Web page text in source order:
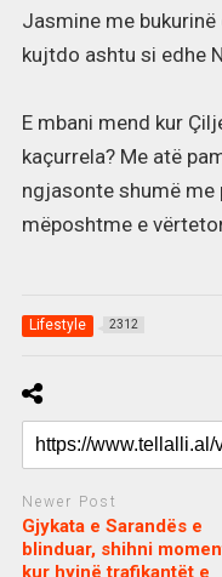
Jasmine me
kujtdo ashtu si edhe
E mbani mend kur
kaçurrela? Me atë
ngjasonte shumë me
mëposhtme e
Lifestyle 2312
Newer Post
Gjykata e Sarandës e
blinduar, shihni
kur hyjnë trafikantët e